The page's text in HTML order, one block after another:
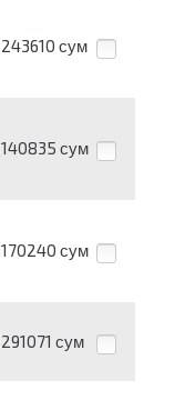
243610 сум
140835 сум
170240 сум
291071 сум